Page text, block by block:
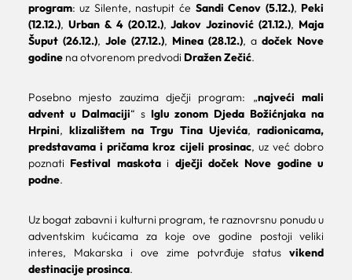
program: uz Silente, nastupit će Sandi Cenov (5.12.), Peki
(12.12.), Urban & 4 (20.12.),Jakov Jozinović (21.12.), Maja
Šuput (26.12.), Jole (27.12.), Minea (28.12.), adoček Nove
godinena otvorenom predvodi Dražen Zečić.
Posebno mjesto zauzima dječji program: „najveći mali
advent u Dalmaciji“ s Iglu zonom Djeda Božićnjaka na
Hrpini, klizalištem na Trgu Tina Ujevića,radionicama,
predstavama i pričama kroz cijeli prosinac, uz već dobro
poznati Festival maskotai dječji doček Nove godine u
podne.
Uz bogat zabavni i kulturni program, te raznovrsnu ponudu u
adventskim kućicama za koje ove godine postoji veliki
interes, Makarska i ove zime potvrđuje statusvikend
destinacije prosinca.